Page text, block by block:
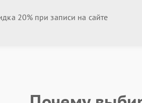
20% при записи на сайте